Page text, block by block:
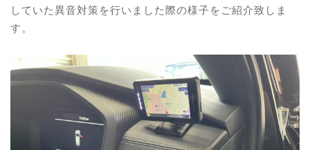
していた異音対策を行いました際の様子をご紹介致しま
す。